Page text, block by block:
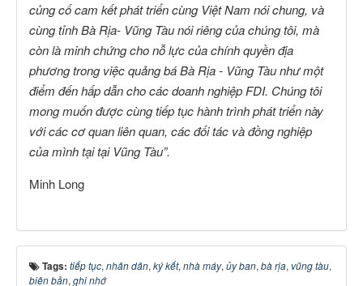
củng cố cam kết phát triển cùng Việt Nam nói chung, và
cùng tỉnh Bà Rịa- Vũng Tàu nói riêng của chúng tôi, mà
còn là minh chứng cho nỗ lực của chính quyền địa
phương trong việc quảng bá Bà Rịa - Vũng Tàu như một
điểm đến hấp dẫn cho các doanh nghiệp FDI. Chúng tôi
mong muốn được cùng tiếp tục hành trìnhphát triển này
với các cơ quan liên quan, các đối tác và đồng nghiệp
của mình tạitại Vũng Tàu”.
Minh Long
Tags: tiếp tục, nhân dân, ký kết, nhà máy, ủy ban, bà rịa, vũng tàu,
biên bản, ghi nhớ